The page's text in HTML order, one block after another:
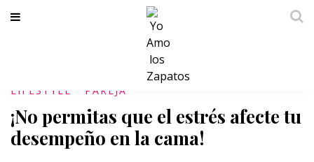
LIFESTYLE PAREJA
¡No permitas que el estrés afecte tu
desempeño en la cama!